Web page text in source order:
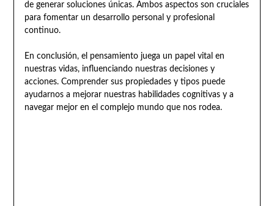
de generar soluciones únicas. Ambos aspectos son cruciales
para fomentar un desarrollo personal y profesional
continuo.
En conclusión, el pensamiento juega un papel vital en
nuestras vidas, influenciando nuestras decisiones y
acciones. Comprender sus propiedades y tipos puede
ayudarnos a mejorar nuestras habilidades cognitivas y a
navegar mejor en el complejo mundo que nos rodea.